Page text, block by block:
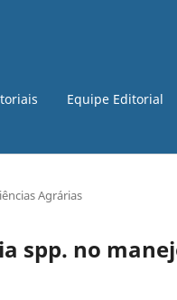
Equipe Editorial
Agrárias
spp. no